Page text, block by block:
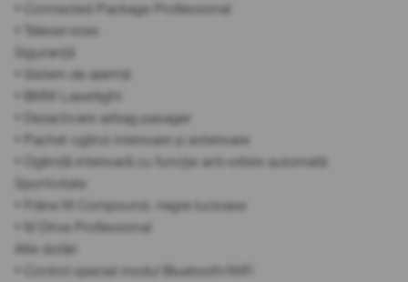
• Connected Package Professional
• Teleservices
Siguranță
• Sistem de alarmă
• BMW Laserlight
• Dezactivare airbag pasager
• Pachet oglinzi interioare și exterioare
• Oglindă interioară cu funcție anti-orbire automată
Sportivitate
• Frâne M Compound, negre lucioase
• M Drive Professional
Alte dotări
• Control special modul Bluetooth/WiFi